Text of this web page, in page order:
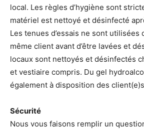
local. Les règles d’hygiène sont
matériel est nettoyé et désinfecté
Les tenues d’essais ne sont
même client avant d’être lavées et
locaux sont nettoyés et désinfectés
et vestiaire compris. Du gel
également à disposition des
Sécurité
Nous vous faisons remplir un